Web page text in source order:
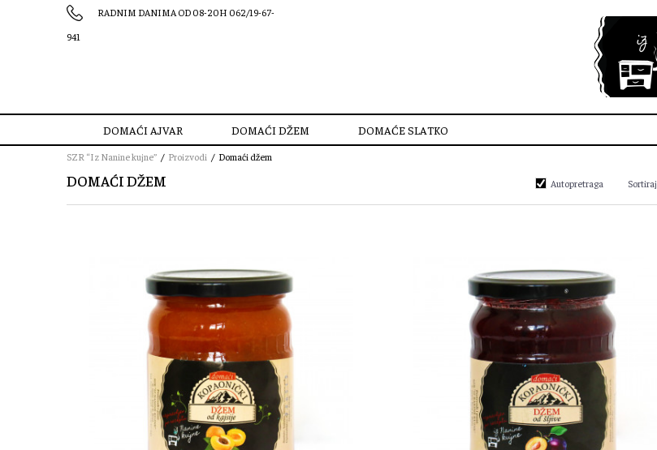
RADNIM DANIMA OD 08-20H 062/19-67-
941
DOMAĆI AJVAR DOMAĆI DŽEM DOMAĆE SLATKO
SZR “Iz Nanine kujne” Proizvodi Domaći džem
DOMAĆI DŽEM Autopretraga Sortiraj